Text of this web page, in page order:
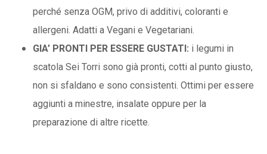
perché senza OGM, privo di additivi, coloranti e
allergeni. Adatti a Vegani e Vegetariani.
GIA’ PRONTI PER ESSERE GUSTATI: i legumi in
scatola Sei Torri sono già pronti, cotti al punto giusto,
non si sfaldano e sono consistenti. Ottimi per essere
aggiunti a minestre, insalate oppure per la
preparazione di altre ricette.